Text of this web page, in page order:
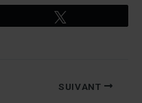
SUIVANT